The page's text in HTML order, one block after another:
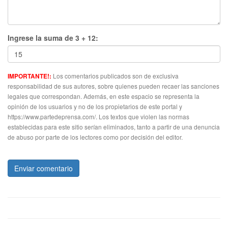
Ingrese la suma de 3 + 12:
IMPORTANTE!: Los comentarios publicados son de exclusiva
responsabilidad de sus autores, sobre quienes pueden recaer las sanciones
legales que correspondan. Además, en este espacio se representa la
opinión de los usuarios y no de los propietarios de este portal y
https://www.partedeprensa.com/. Los textos que violen las normas
establecidas para este sitio serían eliminados, tanto a partir de una denuncia
de abuso por parte de los lectores como por decisión del editor.
Enviar comentario